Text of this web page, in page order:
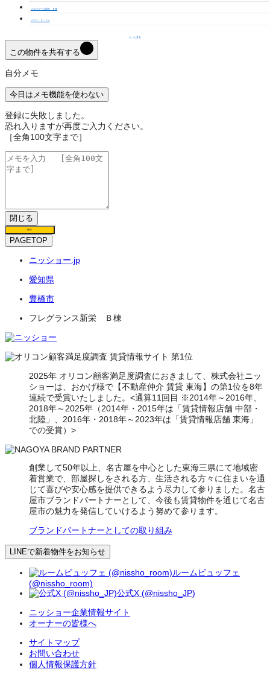
メルヴェーユ西沢 Ｂ棟
メゾン・ド・ジェ
もっと見る
この物件を共有する
自分メモ
今日はメモ機能を使わない
登録に失敗しました。
恐れ入りますが再度ご入力ください。
［全角100文字まで］
閉じる
保存
PAGETOP
ニッショー.jp
愛知県
豊橋市
フレグランス新栄 Ｂ棟
2025年 オリコン顧客満足度調査におきまして、株式会社ニッ
ショーは、おかげ様で【不動産仲介 賃貸 東海】の第1位を8年
連続で受賞いたしました。<通算11回目 ※2014年～2016年、
2018年～2025年（2014年・2015年は「賃貸情報店舗 中部・
北陸」、2016年・2018年～2023年は「賃貸情報店舗 東海」
での受賞）>
創業して50年以上、名古屋を中心とした東海三県にて地域密
着営業で、部屋探しをされる方、生活される方々に住まいを通
じて喜びや安心感を提供できるよう尽力して参りました。名古
屋市ブランドパートナーとして、今後も賃貸物件を通じて名古
屋市の魅力を発信していけるよう努めて参ります。
ブランドパートナーとしての取り組み
LINEで新着物件をお知らせ
ルームビュッフェ
(@nissho_room)
公式X (@nissho_JP)
ニッショー企業情報サイト
オーナーの皆様へ
サイトマップ
お問い合わせ
個人情報保護方針